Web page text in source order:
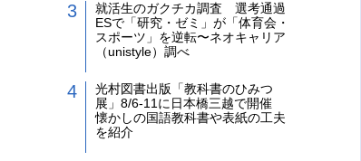
就活生のガクチカ調査 選考通過
ESで「研究・ゼミ」が「体育会・
スポーツ」を逆転〜ネオキャリア
（unistyle）調べ
光村図書出版「教科書のひみつ
展」8/6-11に日本橋三越で開催
懐かしの国語教科書や表紙の工夫
を紹介